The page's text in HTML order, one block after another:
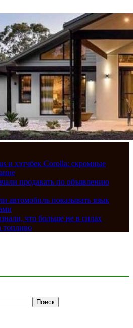
и хэтчбек Corolla: скромные
продавать по объявлению
автомобиль показывать язык
что больше не в силах
топливо